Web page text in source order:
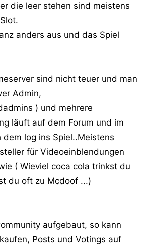
die leer stehen sind meistens
anders aus und das Spiel
sind nicht teuer und man
Admin,
) und mehrere
läuft auf dem Forum und im
dem log ins Spiel..Meistens
für Videoeinblendungen
( Wieviel coca cola trinkst du
du oft zu Mcdoof ...)
aufgebaut, so kann
Posts und Votings auf